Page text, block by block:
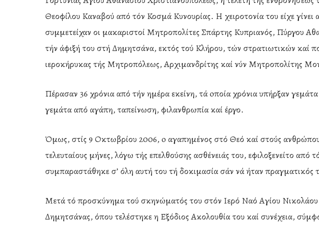
Θεοφίλου Καναβού από τόν Κοσμά Κυνουρίας. Η χειροτονία του είχε
συμμετείχαν οι μακαριστοί Μητροπολίτες Σπάρτης Κυπριανός, Πύργου
τήν άφιξή του στή Δημητσάνα, εκτός τού Κλήρου, τών στρατιωτικών
ιεροκήρυκας τής Μητροπόλεως, Αρχιμανδρίτης καί νύν Μητροπολίτης
Πέρασαν 36 χρόνια από τήν ημέρα εκείνη, τά oποία χρόνια υπήρξαν
γεμάτα από αγάπη, ταπείνωση, φιλανθρωπία καί έργο.
Όμως, στίς 9 Οκτωβρίου 2006, o αγαπημένος στό Θεό καί στούς
τελευταίους μήνες, λόγω τής επελθούσης ασθένειάς του, εφιλοξενείτο
συμπαραστάθηκε σ’ όλη αυτή του τή δοκιμασία σάν νά ήταν πραγματικός
Μετά τό προσκύνημα τού σκηνώματός του στόν Ιερό Ναό Αγίου
Δημητσάνας, όπου τελέστηκε η Εξόδιος Ακολουθία του καί συνέχεια,